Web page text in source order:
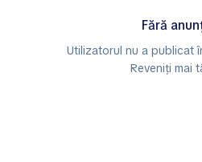
Fără
Utilizatorul nu a publicat
Reveniți mai